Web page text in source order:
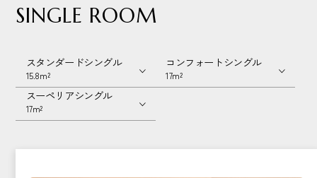
SINGLE ROOM
スタンダードシングル
15.8m²
コンフォートシングル
17m²
スーペリアシングル
17m²